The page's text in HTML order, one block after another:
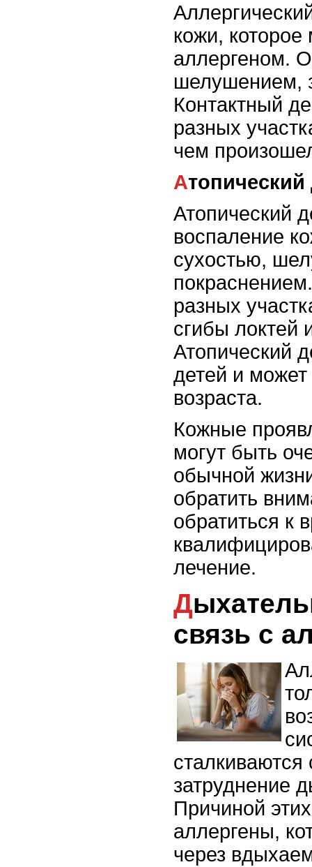
кожи,
аллергеном.
шелушением,
Контактный
разных
чем
Атопический
воспаление
сухостью,
разных
сгибы локтей
Атопический
детей и может
возраста.
Кожные
могут быть
обычной
обратить
обратиться к
лечение.
Дыхательные проблемы и их
связь с
сталкиваются
затруднение
Причиной
аллергены,
через